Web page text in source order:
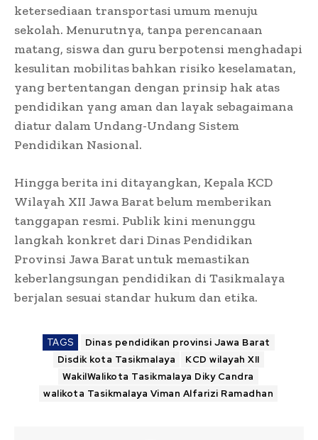
ketersediaan transportasi umum menuju
sekolah. Menurutnya, tanpa perencanaan
matang, siswa dan guru berpotensi menghadapi
kesulitan mobilitas bahkan risiko keselamatan,
yang bertentangan dengan prinsip hak atas
pendidikan yang aman dan layak sebagaimana
diatur dalam Undang-Undang Sistem
Pendidikan Nasional.
Hingga berita ini ditayangkan, Kepala KCD
Wilayah XII Jawa Barat belum memberikan
tanggapan resmi. Publik kini menunggu
langkah konkret dari Dinas Pendidikan
Provinsi Jawa Barat untuk memastikan
keberlangsungan pendidikan di Tasikmalaya
berjalan sesuai standar hukum dan etika.
TAGS
Dinas pendidikan provinsi Jawa Barat
Disdik kota Tasikmalaya
KCD wilayah XII
WakilWalikota Tasikmalaya Diky Candra
walikota Tasikmalaya Viman Alfarizi Ramadhan